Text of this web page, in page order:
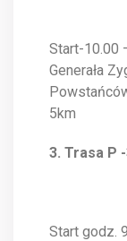
Kol.
Start-10.00
Generała
5km
3. Trasa P
Kol.
Start godz.